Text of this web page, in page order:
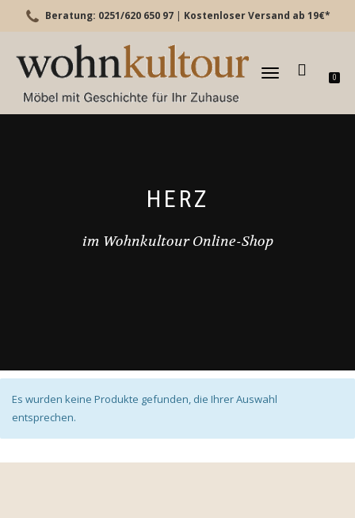
Beratung: 0251/620 650 97 | Kostenloser Versand ab 19€*
TOGGLE
0
HERZ
im Wohnkultour Online-Shop
Es wurden keine Produkte gefunden, die Ihrer Auswahl
entsprechen.